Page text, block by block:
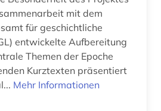
bayerische motoren-werke (1)
bayerische staatsbibliothek (4)
mit dem
für geschichtliche
entwickelte Aufbereitung
Themen der Epoche
Kurztexten präsentiert
Mehr Informationen